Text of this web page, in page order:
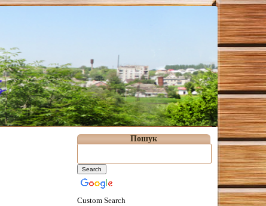
Пошук
Custom Search